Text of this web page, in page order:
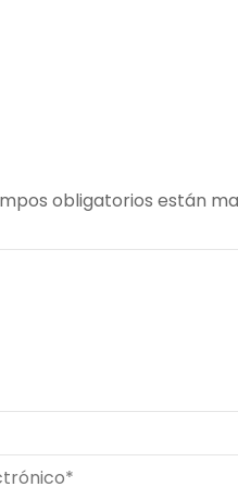
obligatorios están